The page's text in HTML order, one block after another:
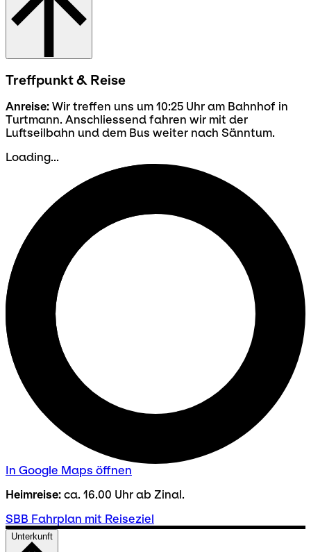
Treffpunkt & Reise
Anreise: Wir treffen uns um 10:25 Uhr am Bahnhof in
Turtmann. Anschliessend fahren wir mit der
Luftseilbahn und dem Bus weiter nach Sänntum.
Loading...
In Google Maps öffnen
Heimreise: ca. 16.00 Uhr ab Zinal.
SBB Fahrplan mit Reiseziel
Unterkunft